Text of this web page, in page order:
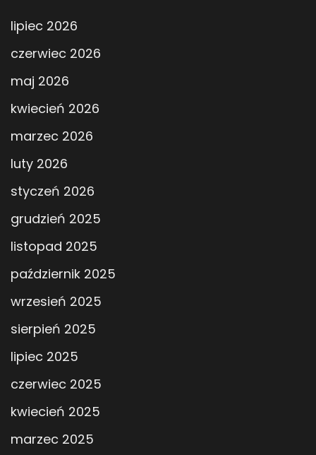
lipiec 2026
czerwiec 2026
maj 2026
kwiecień 2026
marzec 2026
luty 2026
styczeń 2026
grudzień 2025
listopad 2025
październik 2025
wrzesień 2025
sierpień 2025
lipiec 2025
czerwiec 2025
kwiecień 2025
marzec 2025